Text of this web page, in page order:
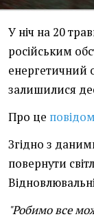
У ніч на 20
російським
енергетичний
залишилися
Про це
Згідно з
повернути
"Робимо все